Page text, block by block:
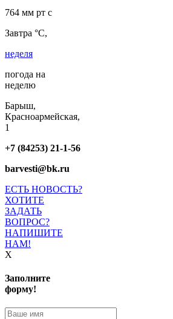
764 мм рт с
Завтра °C,
неделя
погода на
неделю
Барыш,
Красноармейская,
1
+7 (84253) 21-1-56
barvesti@bk.ru
ЕСТЬ НОВОСТЬ?
ХОТИТЕ
ЗАДАТЬ
ВОПРОС?
НАПИШИТЕ
НАМ!
X
Заполните
форму!